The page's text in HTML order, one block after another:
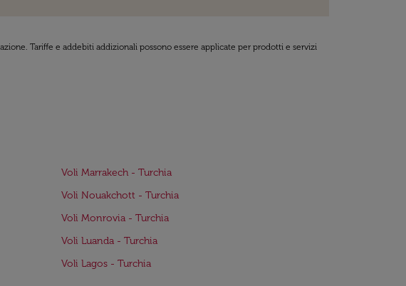
Tariffe e addebiti addizionali possono essere applicate per prodotti e servizi
Voli Marrakech - Turchia
Voli Nouakchott - Turchia
Voli Monrovia - Turchia
Voli Luanda - Turchia
Voli Lagos - Turchia